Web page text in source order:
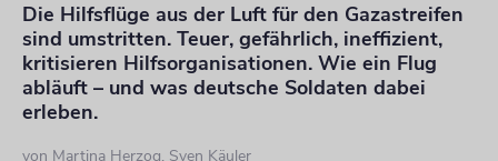
Die Hilfsflüge aus der Luft für den Gazastreifen
sind umstritten. Teuer, gefährlich, ineffizient,
kritisieren Hilfsorganisationen. Wie ein Flug
abläuft – und was deutsche Soldaten dabei
erleben.
von Martina Herzog, Sven Käuler